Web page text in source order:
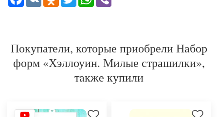
Покупатели, которые приобрели Набор
форм «Хэллоуин. Милые страшилки»,
также купили